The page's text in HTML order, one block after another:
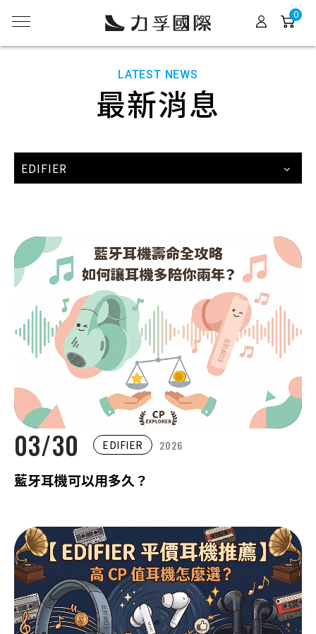
LATEST NEWS
最新消息
EDIFIER
03/30 EDIFIER 2026
藍牙耳機可以用多久？
0